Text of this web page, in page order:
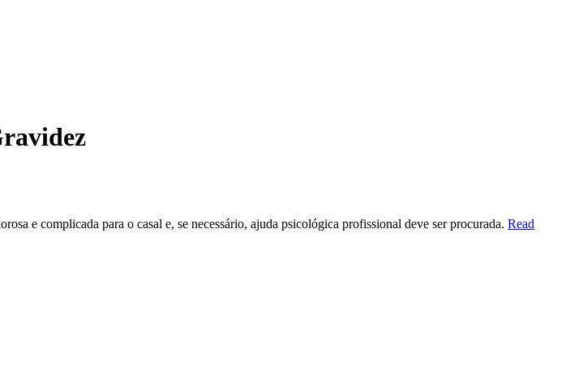
e complicada para o casal e, se necessário, ajuda psicológica profissional deve ser procurada. Read